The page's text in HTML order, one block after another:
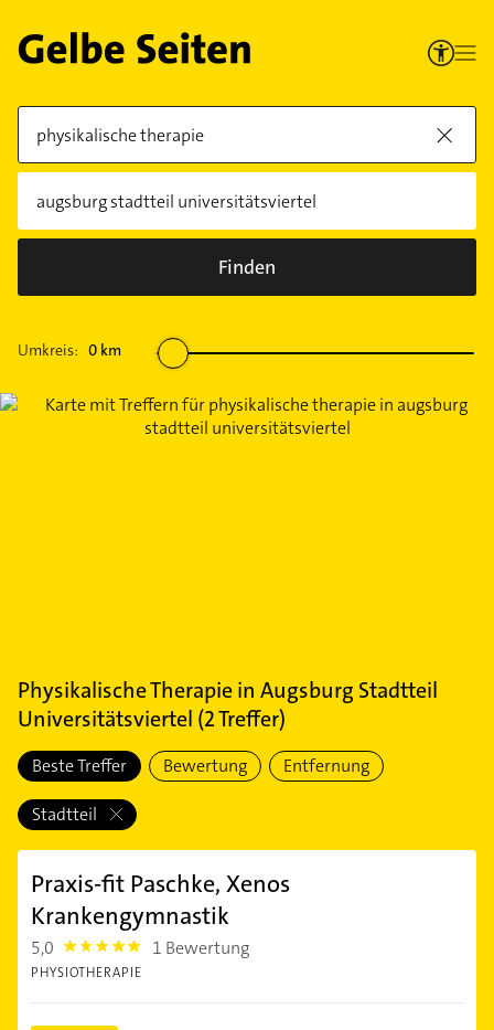
Finden
Umkreis: 0 km
Physikalische Therapiein Augsburg Stadtteil
Universitätsviertel (2Treffer)
Beste Treffer Bewertung Entfernung
Stadtteil
Praxis-fit Paschke, Xenos
Krankengymnastik
5,0 5.0 1 Bewertung
PHYSIOTHERAPIE